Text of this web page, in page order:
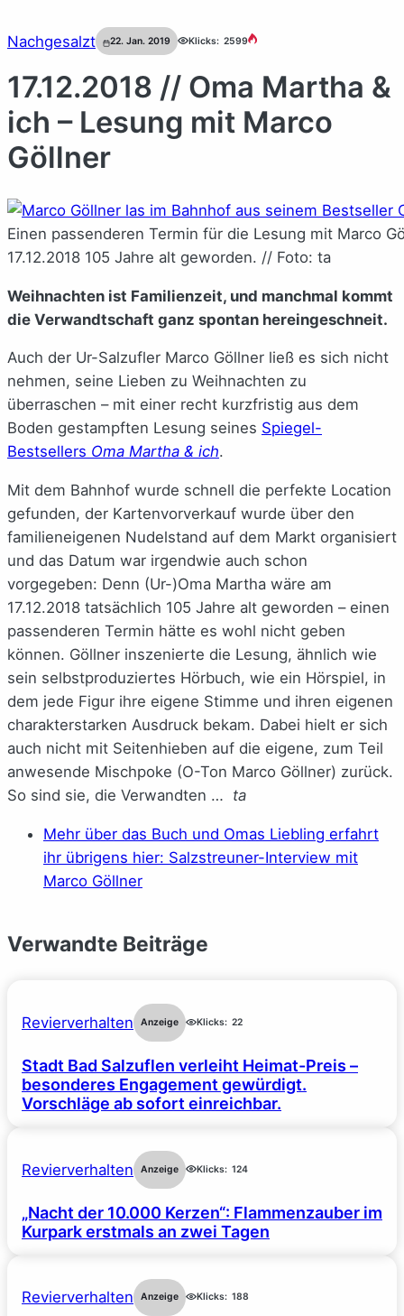
Nachgesalzt 22. Jan. 2019 Klicks: 2599
17.12.2018 // Oma Martha &
ich – Lesung mit Marco
Göllner
Einen passenderen Termin für die Lesung mit Marco
17.12.2018 105 Jahre alt geworden. // Foto: ta
Weihnachten ist Familienzeit, und manchmal kommt
die Verwandtschaft ganz spontan hereingeschneit.
Auch der Ur-Salzufler Marco Göllner ließ es sich nicht
nehmen, seine Lieben zu Weihnachten zu
überraschen – mit einer recht kurzfristig aus dem
Boden gestampften Lesung seines Spiegel-
Bestsellers Oma Martha & ich.
Mit dem Bahnhof wurde schnell die perfekte Location
gefunden, der Kartenvorverkauf wurde über den
familieneigenen Nudelstand auf dem Markt organisiert
und das Datum war irgendwie auch schon
vorgegeben: Denn (Ur-)Oma Martha wäre am
17.12.2018 tatsächlich 105 Jahre alt geworden – einen
passenderen Termin hätte es wohl nicht geben
können. Göllner inszenierte die Lesung, ähnlich wie
sein selbstproduziertes Hörbuch, wie ein Hörspiel, in
dem jede Figur ihre eigene Stimme und ihren eigenen
charakterstarken Ausdruck bekam. Dabei hielt er sich
auch nicht mit Seitenhieben auf die eigene, zum Teil
anwesende Mischpoke (O-Ton Marco Göllner) zurück.
So sind sie, die Verwandten … ta
Mehr über das Buch und Omas Liebling erfahrt
ihr übrigens hier: Salzstreuner-Interview mit
Marco Göllner
Verwandte Beiträge
Revierverhalten Anzeige Klicks: 22
Stadt Bad Salzuflen verleiht Heimat-Preis –
besonderes Engagement gewürdigt.
Vorschläge ab sofort einreichbar.
Revierverhalten Anzeige Klicks: 124
„Nacht der 10.000 Kerzen“: Flammenzauber im
Kurpark erstmals an zwei Tagen
Revierverhalten Anzeige Klicks: 188